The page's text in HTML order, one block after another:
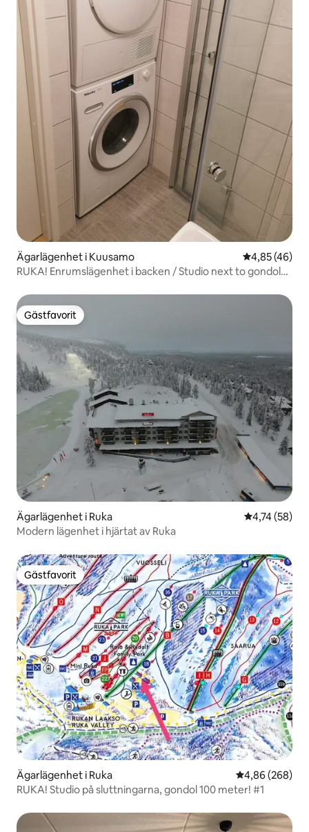
Ägarlägenhet i Kuusamo 4,85 av 5 i
4,85 (46)
RUKA! Enrumslägenhet i backen / Studio next to gondola!
Gästfavorit
Gästfavorit
Ägarlägenhet i Ruka 4,74 av 5 i
4,74 (58)
Modern lägenhet i hjärtat av Ruka
Gästfavorit
Gästfavorit
Ägarlägenhet i Ruka 4,86 av 5 i
4,86 (268)
RUKA! Studio på sluttningarna, gondol 100 meter! #1